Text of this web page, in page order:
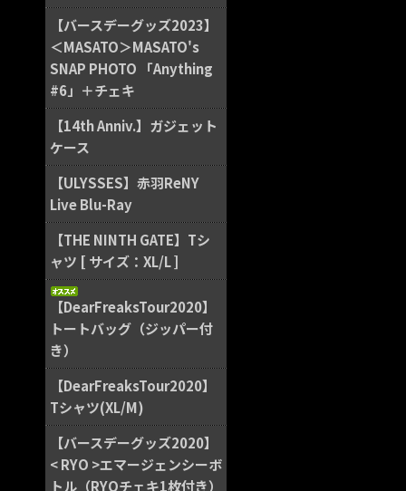
【バースデーグッズ2023】
＜MASATO＞MASATO's
SNAP PHOTO 「Anything
#6」＋チェキ
【14th Anniv.】ガジェット
ケース
【ULYSSES】赤羽ReNY
Live Blu-Ray
【THE NINTH GATE】Tシ
ャツ [ サイズ：XL/L ]
【DearFreaksTour2020】
トートバッグ（ジッパー付
き）
【DearFreaksTour2020】
Tシャツ(XL/M)
【バースデーグッズ2020】
< RYO >エマージェンシーボ
トル（RYOチェキ1枚付き）